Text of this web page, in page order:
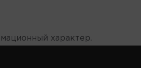
характер.